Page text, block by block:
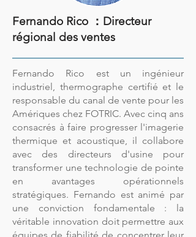
Fernando Rico ： Directeur
régional des ventes
Fernando Rico est un ingénieur
industriel, thermographe certifié et le
responsable du canal de vente pour les
Amériques chez FOTRIC. Avec cinq ans
consacrés à faire progresser l'imagerie
thermique et acoustique, il collabore
avec des directeurs d'usine pour
transformer une technologie de pointe
en avantages opérationnels
stratégiques. Fernando est animé par
une conviction fondamentale : la
véritable innovation doit permettre aux